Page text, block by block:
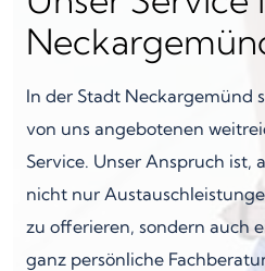
In der Stadt Neckargemünd
von uns angebotenen
Service. Unser Anspruch ist,
nicht nur
zu offerieren, sondern auch
ganz persönliche